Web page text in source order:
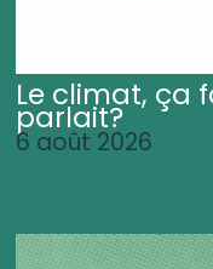
Le climat, ça
parlait?
6 août 2026